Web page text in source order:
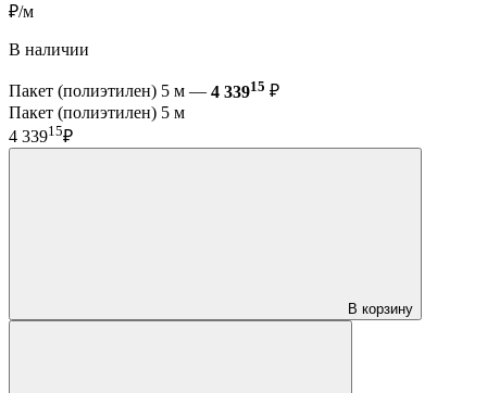
₽/м
В наличии
Пакет (полиэтилен) 5 м — 4 33915 ₽
Пакет (полиэтилен) 5 м
4 33915₽
В корзину